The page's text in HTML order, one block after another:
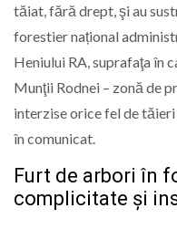
tăiat, fără drept, şi au
forestier național
Heniului RA, suprafaţa în
Munţii Rodnei – zonă de
interzise orice fel de tăieri
în comunicat.
Furt de arbori în
complicitate și